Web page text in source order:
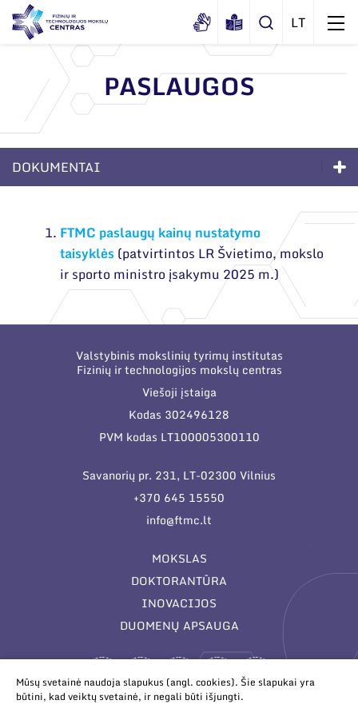
Apie mus
Sertifikatai ir akreditavimo pažymėjimai
Korupcijos prevencija
Duomenų apsauga
Darbuotojams
Nuorodos
Narystė nacionalinėse ir tarptautinėse
organizacijose bei asociacijose
Struktūra
Administracija
Administraciniai skyriai
Moksliniai skyriai
Mokslo taryba
Tarptautinė patarėjų taryba
Mokslininkai emeritai
Naujienos
Tinklalaidės
Leidiniai
Bendri rekvizitai
Administracija
PASLAUGOS
DOKUMENTAI
Dokumentai
Sertifikatai ir akreditavimo pažymėjimai
Viešieji pirkimai
Duomenų apsauga
Narystė nacionalinėse ir tarptautinėse organizacijose
FTMC paslaugų kainų nustatymo
taisyklės (patvirtintos LR Švietimo, mokslo
ir sporto ministro įsakymu 2025 m.)
Valstybinis mokslinių tyrimų institutas
Fizinių ir technologijos mokslų centras
Viešoji įstaiga
Kodas 302496128
PVM kodas LT100005300110
Savanorių pr. 231, LT-02300 Vilnius
+370 645 15550
info@ftmc.lt
MOKSLAS
DOKTORANTŪRA
INOVACIJOS
DUOMENŲ APSAUGA
Mūsų svetainė naudoja slapukus (angl. cookies). Šie slapukai yra
būtini, kad veiktų svetainė, ir negali būti išjungti.